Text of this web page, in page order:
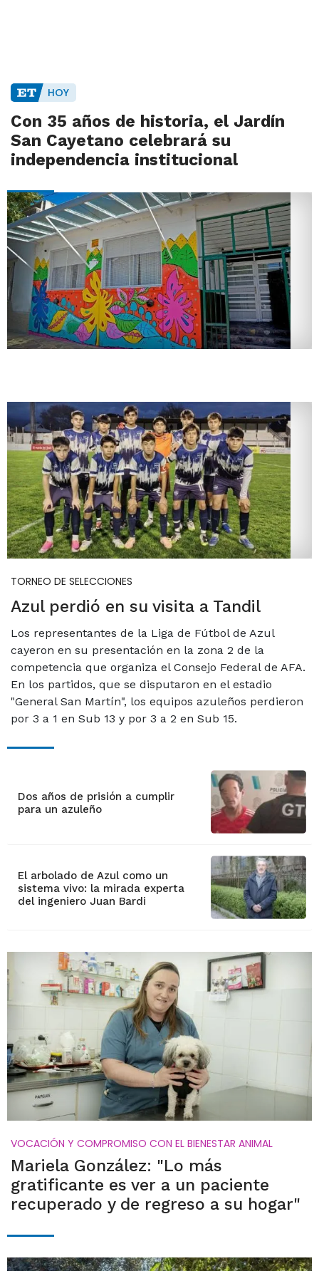
HOY
Con 35 años de historia, el Jardín
San Cayetano celebrará su
independencia institucional
TORNEO DE SELECCIONES
Azul perdió en su visita a Tandil
Los representantes de la Liga de Fútbol de Azul
cayeron en su presentación en la zona 2 de la
competencia que organiza el Consejo Federal de AFA.
En los partidos, que se disputaron en el estadio
"General San Martín", los equipos azuleños perdieron
por 3 a 1 en Sub 13 y por 3 a 2 en Sub 15.
Dos años de prisión a cumplir
para un azuleño
El arbolado de Azul como un
sistema vivo: la mirada experta
del ingeniero Juan Bardi
VOCACIÓN Y COMPROMISO CON EL BIENESTAR ANIMAL
Mariela González: "Lo más
gratificante es ver a un paciente
recuperado y de regreso a su hogar"